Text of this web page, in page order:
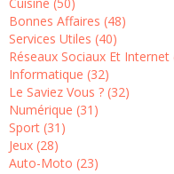
Bonnes Affaires (48)
Services Utiles (40)
Réseaux Sociaux Et Internet
Informatique (32)
Le Saviez Vous ? (32)
Numérique (31)
Sport (31)
Jeux (28)
Auto-Moto (23)